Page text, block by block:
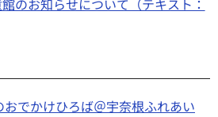
でかけひろば＠宇奈根ふれあい